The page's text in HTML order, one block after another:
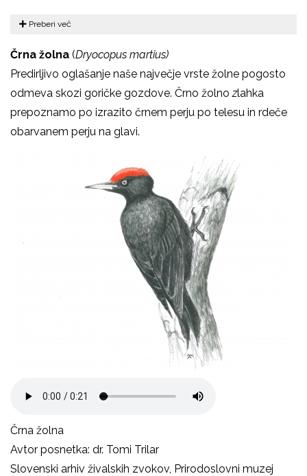
Preberi več
Črna žolna (Dryocopus martius)
Predirljivo oglašanje naše največje vrste žolne pogosto
odmeva skozi goričke gozdove. Črno žolno zlahka
prepoznamo po izrazito črnem perju po telesu in rdeče
obarvanem perju na glavi.
Črna žolna
Avtor posnetka: dr. Tomi Trilar
Slovenski arhiv živalskih zvokov, Prirodoslovni muzej